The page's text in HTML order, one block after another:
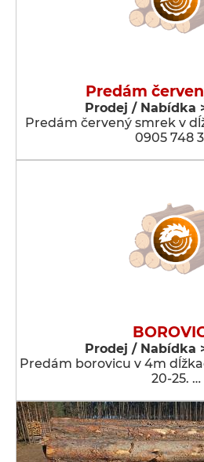
Predám
Prodej / Nabídka
Predám červený smrek v
0905 748
Prodej / Nabídka
Predám borovicu v 4m
20-25. …